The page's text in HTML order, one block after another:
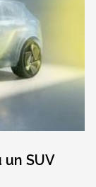
SUV